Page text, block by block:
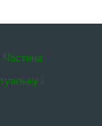
Частина
і